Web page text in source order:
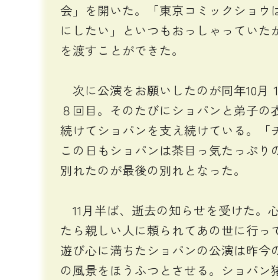
会」を開いた。「東京コミックショウ
にしたい」といつもおっしゃってい
を渡すことができた。
次に公演をお願いしたのが同年10月
８回目。そのたびにショパンと弟子
続けてショパンを支え続けている。「
この日もショパンは茶目っ気たっぷ
別れたのが最後の別れとなった。
11月半ば、逝去の知らせを受けた。
たら親しい人に頼られてあの世に行っ
遊び心に満ちたショパンの公演は昨
の風景をほうふつとさせる。ショパン